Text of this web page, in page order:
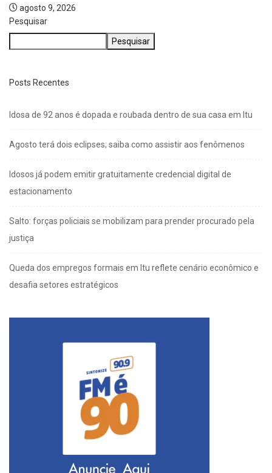
agosto 9, 2026
Pesquisar
Pesquisar
Posts Recentes
Idosa de 92 anos é dopada e roubada dentro de sua casa em Itu
Agosto terá dois eclipses; saiba como assistir aos fenômenos
Idosos já podem emitir gratuitamente credencial digital de
estacionamento
Salto: forças policiais se mobilizam para prender procurado pela
justiça
Queda dos empregos formais em Itu reflete cenário econômico e
desafia setores estratégicos